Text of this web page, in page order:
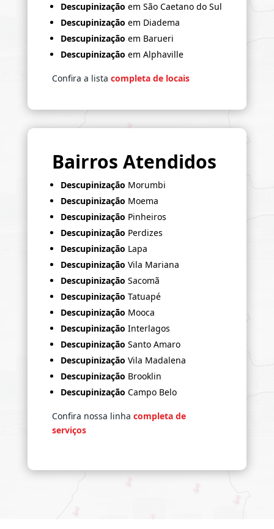
Descupinização em São Caetano do Sul
Descupinização em Diadema
Descupinização em Barueri
Descupinização em Alphaville
Confira a lista completa de locais
Bairros Atendidos
Descupinização Morumbi
Descupinização Moema
Descupinização Pinheiros
Descupinização Perdizes
Descupinização Lapa
Descupinização Vila Mariana
Descupinização Sacomã
Descupinização Tatuapé
Descupinização Mooca
Descupinização Interlagos
Descupinização Santo Amaro
Descupinização Vila Madalena
Descupinização Brooklin
Descupinização Campo Belo
Confira nossa linha completa de
serviços